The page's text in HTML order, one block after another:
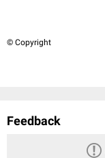
© Copyright
Feedback